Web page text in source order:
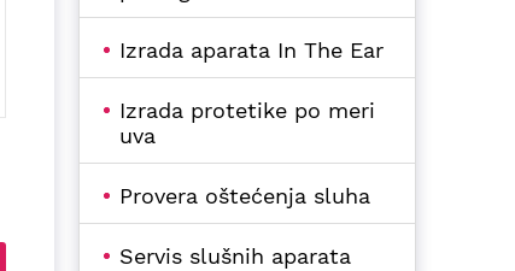
Izrada aparata In The Ear
Izrada protetike po meri
uva
Provera oštećenja sluha
Servis slušnih aparata